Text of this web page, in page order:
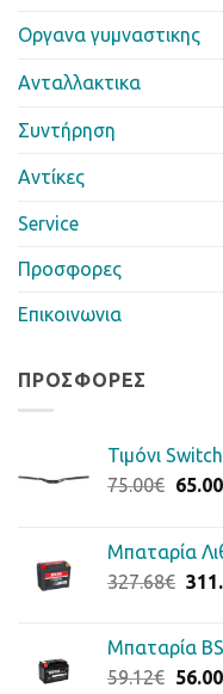
Οργανα γυμναστικης
Ανταλλακτικα
Συντήρηση
Αντίκες
Service
Προσφορες
Επικοινωνια
ΠΡΟΣΦΟΡΈΣ
Τιμόνι
75.00€ 65.00
Μπαταρία
327.68€
Μπαταρία
59.12€ 56.00